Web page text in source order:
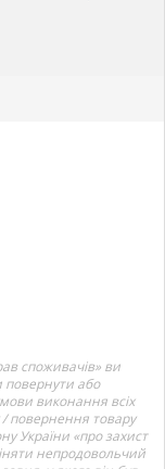
споживачів» ви
повернути або
виконання всіх
повернення товару
України «про захист
непродовольчий